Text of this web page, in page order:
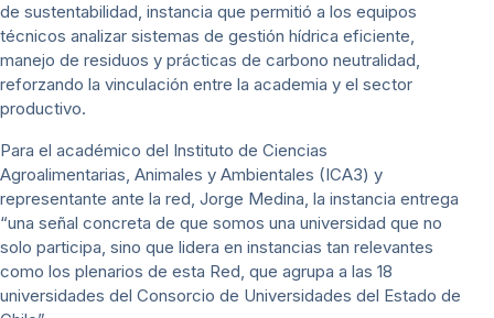
de sustentabilidad, instancia que permitió a los equipos
técnicos analizar sistemas de gestión hídrica eficiente,
manejo de residuos y prácticas de carbono neutralidad,
reforzando la vinculación entre la academia y el sector
productivo.
Para el académico del Instituto de Ciencias
Agroalimentarias, Animales y Ambientales (ICA3) y
representante ante la red, Jorge Medina, la instancia entrega
“una señal concreta de que somos una universidad que no
solo participa, sino que lidera en instancias tan relevantes
como los plenarios de esta Red, que agrupa a las 18
universidades del Consorcio de Universidades del Estado de